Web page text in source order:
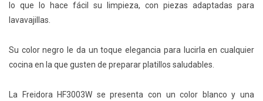
lo que lo hace fácil su limpieza, con piezas adaptadas para
lavavajillas.
Su color negro le da un toque elegancia para lucirla en cualquier
cocina en la que gusten de preparar platillos saludables.
La Freidora HF3003W se presenta con un color blanco y una